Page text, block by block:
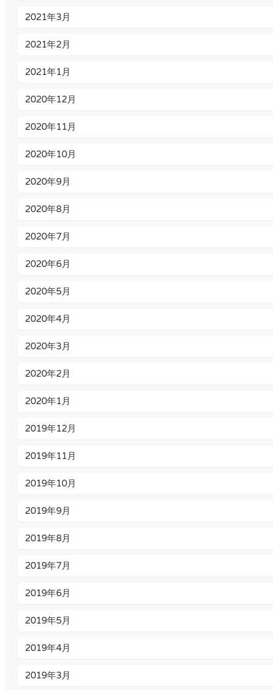
2021年3月
2021年2月
2021年1月
2020年12月
2020年11月
2020年10月
2020年9月
2020年8月
2020年7月
2020年6月
2020年5月
2020年4月
2020年3月
2020年2月
2020年1月
2019年12月
2019年11月
2019年10月
2019年9月
2019年8月
2019年7月
2019年6月
2019年5月
2019年4月
2019年3月